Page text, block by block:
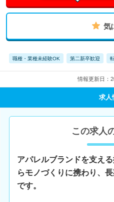
気
職種・業種未経験OK 第二新卒歓迎
情報更新日：
求人
この求人
アパレルブランドを支え
らモノづくりに携わり、
です。